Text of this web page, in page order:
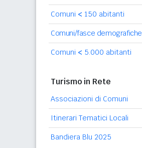
Comuni < 150 abitanti
Comuni/fasce demografiche
Comuni < 5.000 abitanti
Turismo in Rete
Associazioni di Comuni
Itinerari Tematici Locali
Bandiera Blu 2025